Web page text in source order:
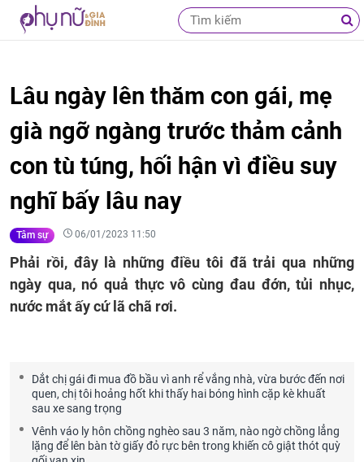
Lâu ngày lên thăm con gái, mẹ
già ngỡ ngàng trước thảm cảnh
con tù túng, hối hận vì điều suy
nghĩ bấy lâu nay
Tâm sự 06/01/2023 11:50
Phải rồi, đây là những điều tôi đã trải qua những
ngày qua, nó quả thực vô cùng đau đớn, tủi nhục,
nước mắt ấy cứ lã chã rơi.
Dắt chị gái đi mua đồ bầu vì anh rể vắng nhà, vừa bước đến nơi
quen, chị tôi hoảng hốt khi thấy hai bóng hình cặp kè khuất
sau xe sang trọng
Vênh váo ly hôn chồng nghèo sau 3 năm, nào ngờ chồng lẳng
lặng để lên bàn tờ giấy đỏ rực bên trong khiến cô giật thót quỳ